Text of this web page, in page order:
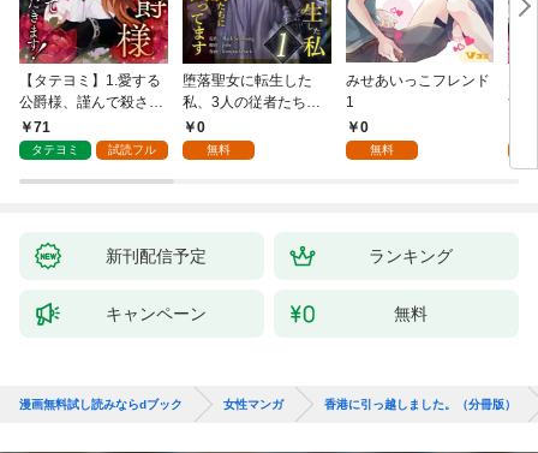
【タテヨミ】1.愛する
公爵様、謹んで殺させ
ていただきます！
71
タテヨミ 試読フル
堕落聖女に転生した
私、3人の従者たちに
抱かれて困ってます 第
1話
0
無料
みせあいっこフレンド
1
0
無料
す
ま
新刊配信予定 ランキング
キャンペーン 無料
漫画無料試し読みならdブック 女性マンガ 香港に引っ越しました。（分冊版）